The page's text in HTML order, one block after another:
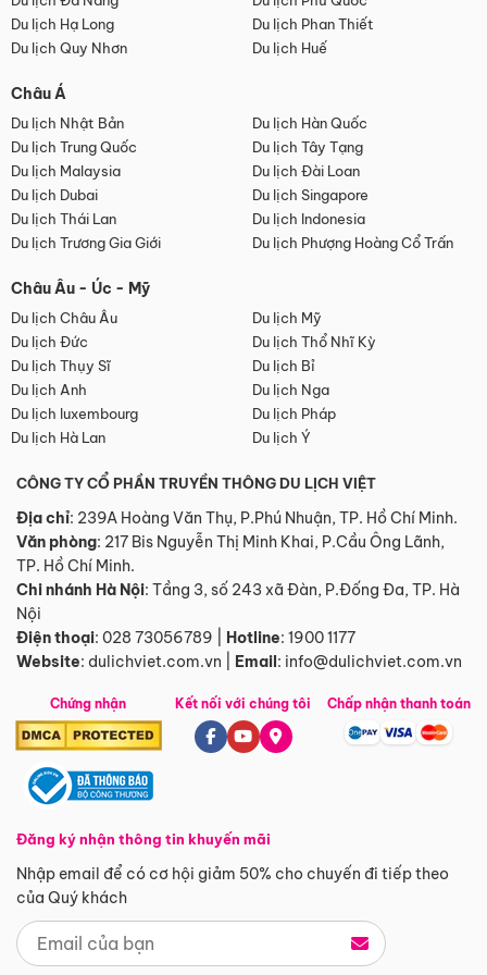
Du lịch Hạ Long
Du lịch Phan Thiết
Du lịch Quy Nhơn
Du lịch Huế
Châu Á
Du lịch Nhật Bản
Du lịch Hàn Quốc
Du lịch Trung Quốc
Du lịch Tây Tạng
Du lịch Malaysia
Du lịch Đài Loan
Du lịch Dubai
Du lịch Singapore
Du lịch Thái Lan
Du lịch Indonesia
Du lịch Trương Gia Giới
Du lịch Phượng Hoàng Cổ Trấn
Châu Âu - Úc - Mỹ
Du lịch Châu Âu
Du lịch Mỹ
Du lịch Đức
Du lịch Thổ Nhĩ Kỳ
Du lịch Thụy Sĩ
Du lịch Bỉ
Du lịch Anh
Du lịch Nga
Du lịch luxembourg
Du lịch Pháp
Du lịch Hà Lan
Du lịch Ý
CÔNG TY CỔ PHẦN TRUYỀN THÔNG DU LỊCH VIỆT
Địa chỉ: 239A Hoàng Văn Thụ, P.Phú Nhuận, TP. Hồ Chí Minh.
Văn phòng: 217 Bis Nguyễn Thị Minh Khai, P.Cầu Ông Lãnh,
TP. Hồ Chí Minh.
Chi nhánh Hà Nội: Tầng 3, số 243 xã Đàn, P.Đống Đa, TP. Hà
Nội
Điện thoại: 028 73056789 Hotline: 1900 1177
Website: dulichviet.com.vn Email: info@dulichviet.com.vn
Chứng nhận
Đăng ký nhận thông tin khuyến mãi
Nhập email để có cơ hội giảm 50% cho chuyến đi tiếp theo
của Quý khách
Kết nối với chúng tôi Chấp nhận thanh toán